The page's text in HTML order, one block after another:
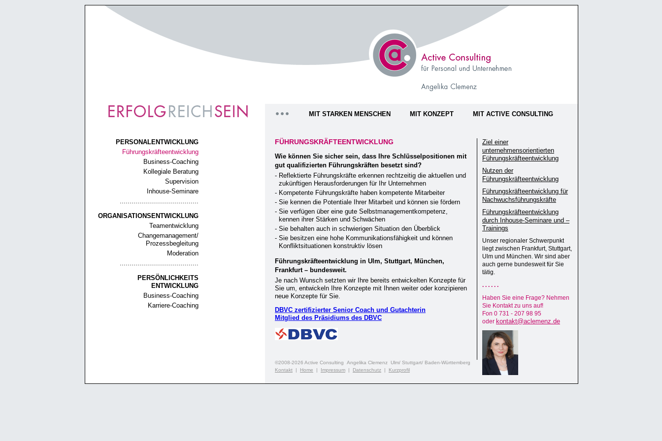
FÜHRUNGSKRÄFTEENTWICKLUNG
Wie können Sie sicher sein, dass Ihre Schlüsselpositionen mit
gut qualifizierten Führungskräften besetzt sind?
- Reflektierte Führungskräfte erkennen rechtzeitig die aktuellen und
zukünftigen Herausforderungen für Ihr Unternehmen
- Kompetente Führungskräfte haben kompetente Mitarbeiter
- Sie kennen die Potentiale Ihrer Mitarbeit und können sie fördern
- Sie verfügen über eine gute Selbstmanagementkompetenz,
kennen ihrer Stärken und Schwächen
- Sie behalten auch in schwierigen Situation den Überblick
- Sie besitzen eine hohe Kommunikationsfähigkeit und können
Konfliktsituationen konstruktiv lösen
Führungskräfteentwicklung in Ulm, Stuttgart, München,
Frankfurt – bundesweit.
Je nach Wunsch setzten wir Ihre bereits entwickelten Konzepte für
Sie um, entwickeln Ihre Konzepte mit Ihnen weiter oder konzipieren
neue Konzepte für Sie.
DBVC zertifizierter Senior Coach und Gutachterin
Mitglied des Präsidiums des DBVC
Ziel einer
unternehmensorientierten
Führungskräfteentwicklung
Nutzen der
Führungskräfteentwicklung
Führungskräfteentwicklung für
Nachwuchsführungskräfte
Führungskräfteentwicklung
durch Inhouse-Seminare und –
Trainings
Unser regionaler Schwerpunkt
liegt zwischen Frankfurt, Stuttgart,
Ulm und München. Wir sind aber
auch gerne bundesweit für Sie
tätig.
. . . . . .
Haben Sie eine Frage? Nehmen
Sie Kontakt zu uns auf!
Fon 0 731 - 207 98 95
oder kontakt@aclemenz.de
©2008-2026 Active Consulting Angelika Clemenz Ulm/ Stuttgart/ Baden-Württemberg
Kontakt | Home | Impressum | Datenschutz | Kurzprofil
PERSONALENTWICKLUNG
Führungskräfteentwicklung
Business-Coaching
Kollegiale Beratung
Supervision
Inhouse-Seminare
........................................
ORGANISATIONSENTWICKLUNG
Teamentwicklung
Changemanagement/
Prozessbegleitung
Moderation
........................................
PERSÖNLICHKEITS
ENTWICKLUNG
Business-Coaching
Karriere-Coaching
MIT STARKEN MENSCHEN MIT KONZEPT MIT ACTIVE CONSULTING